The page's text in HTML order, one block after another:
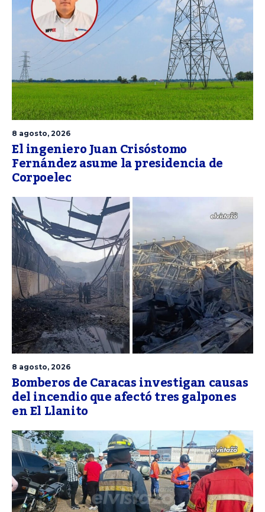
8 agosto, 2026
El ingeniero Juan Crisóstomo
Fernández asume la presidencia de
Corpoelec
8 agosto, 2026
Bomberos de Caracas investigan causas
del incendio que afectó tres galpones
en El Llanito